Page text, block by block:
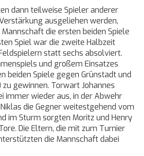
dann teilweise Spieler anderer
ausgeliehen werden,
die ersten beiden Spiele
Spiel war die zweite Halbzeit
statt sechs absolviert.
und großem Einsatzes
beiden Spiele gegen Grünstadt und
gewinnen. Torwart Johannes
immer wieder aus, in der Abwehr
die Gegner weitestgehend vom
im Sturm sorgten Moritz und Henry
Die Eltern, die mit zum Turnier
die Mannschaft dabei